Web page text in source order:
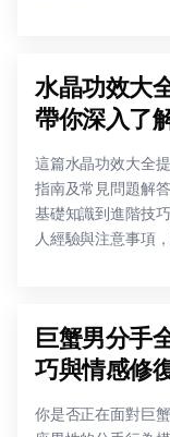
水晶功效大
帶你深入了
這篇水晶功效大全
指南及常見問題解
基礎知識到進階技
人經驗與注意事項
巨蟹男分手
巧與情感修
你是否正在面對巨